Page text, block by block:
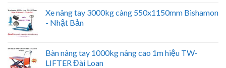
Xe nâng tay 3000kg càng 550x1150mm Bishamon
- Nhật Bản
Bàn nâng tay 1000kg nâng cao 1m hiệu TW-
LIFTER Đài Loan